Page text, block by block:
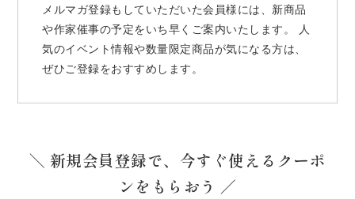
メルマガ登録もしていただいた会員様には、新商品
や作家催事の予定をいち早くご案内いたします。 人
気のイベント情報や数量限定商品が気になる方は、
ぜひご登録をおすすめします。
＼ 新規会員登録で、今すぐ使えるクーポ
ンをもらおう ／